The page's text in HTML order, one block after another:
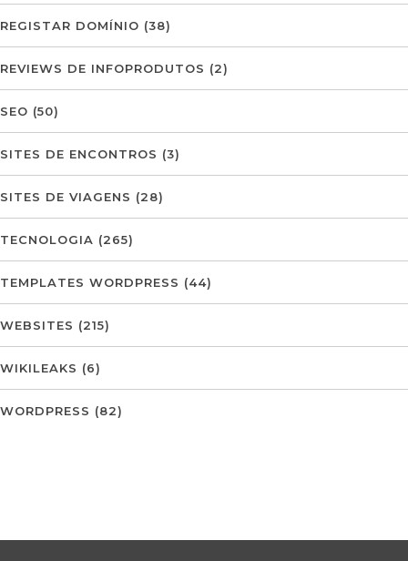
REGISTAR DOMÍNIO (38)
REVIEWS DE INFOPRODUTOS (2)
SEO (50)
SITES DE ENCONTROS (3)
SITES DE VIAGENS (28)
TECNOLOGIA (265)
TEMPLATES WORDPRESS (44)
WEBSITES (215)
WIKILEAKS (6)
WORDPRESS (82)